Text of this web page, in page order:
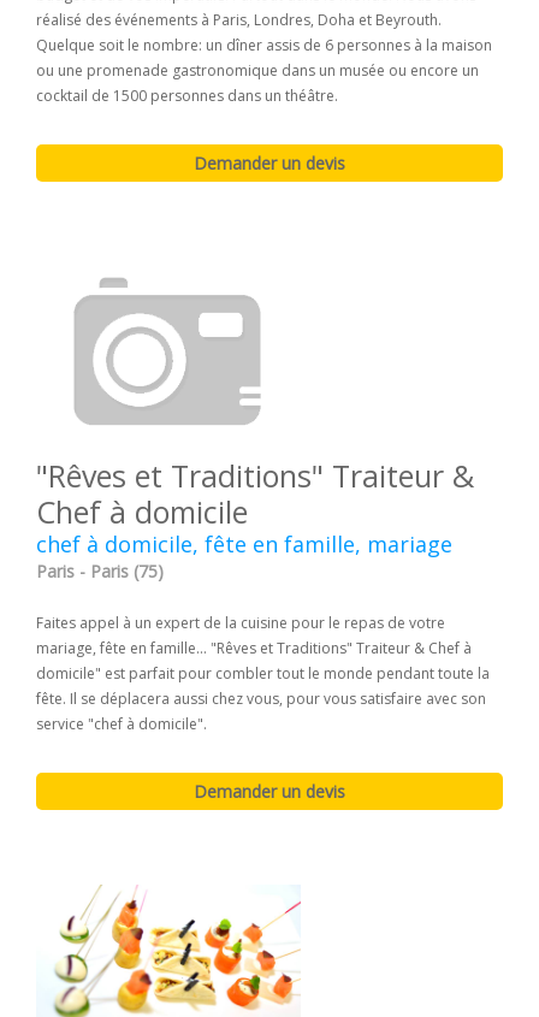
réalisé des événements à Paris, Londres, Doha et Beyrouth.
Quelque soit le nombre: un dîner assis de 6 personnes à la maison
ou une promenade gastronomique dans un musée ou encore un
cocktail de 1500 personnes dans un théâtre.
"Rêves et Traditions" Traiteur &
Chef à domicile
chef à domicile, fête en famille, mariage
Paris - Paris (75)
Faites appel à un expert de la cuisine pour le repas de votre
mariage, fête en famille... "Rêves et Traditions" Traiteur & Chef à
domicile" est parfait pour combler tout le monde pendant toute la
fête. Il se déplacera aussi chez vous, pour vous satisfaire avec son
service "chef à domicile".